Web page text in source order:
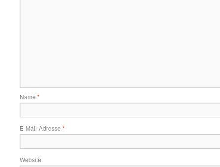
Name *
E-Mail-Adresse *
Website